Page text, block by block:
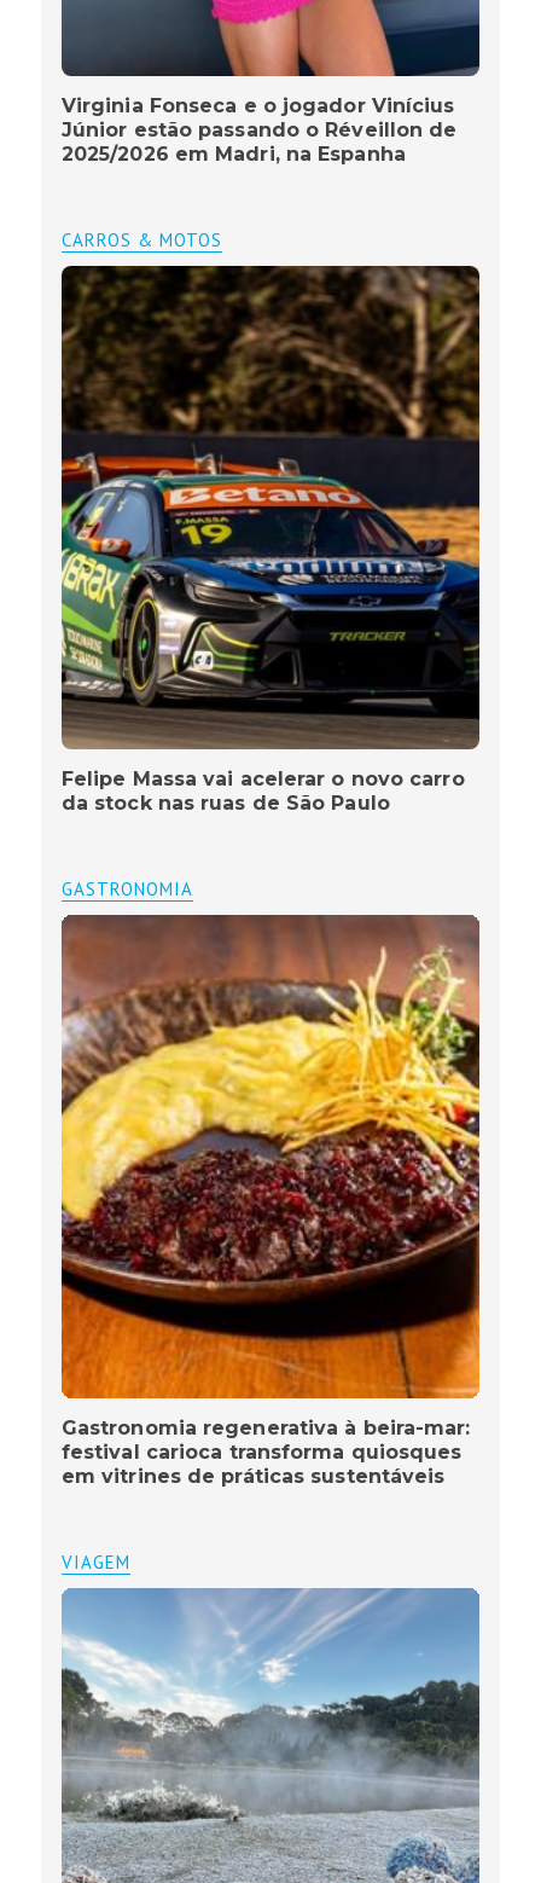
Virginia Fonseca e o jogador Vinícius
Júnior estão passando o Réveillon de
2025/2026 em Madri, na Espanha
CARROS & MOTOS
Felipe Massa vai acelerar o novo carro
da stock nas ruas de São Paulo
GASTRONOMIA
Gastronomia regenerativa à beira-mar:
festival carioca transforma quiosques
em vitrines de práticas sustentáveis
VIAGEM